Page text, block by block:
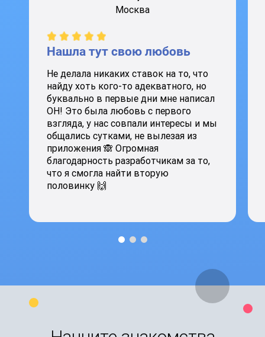
Москва
Нашла тут свою любовь
Не делала никаких ставок на то, что
найду хоть кого-то адекватного, но
буквально в первые дни мне написал
ОН! Это была любовь с первого
взгляда, у нас совпали интересы и мы
общались сутками, не вылезая из
приложения 🙈 Огромная
благодарность разработчикам за то,
что я смогла найти вторую
половинку 🙌